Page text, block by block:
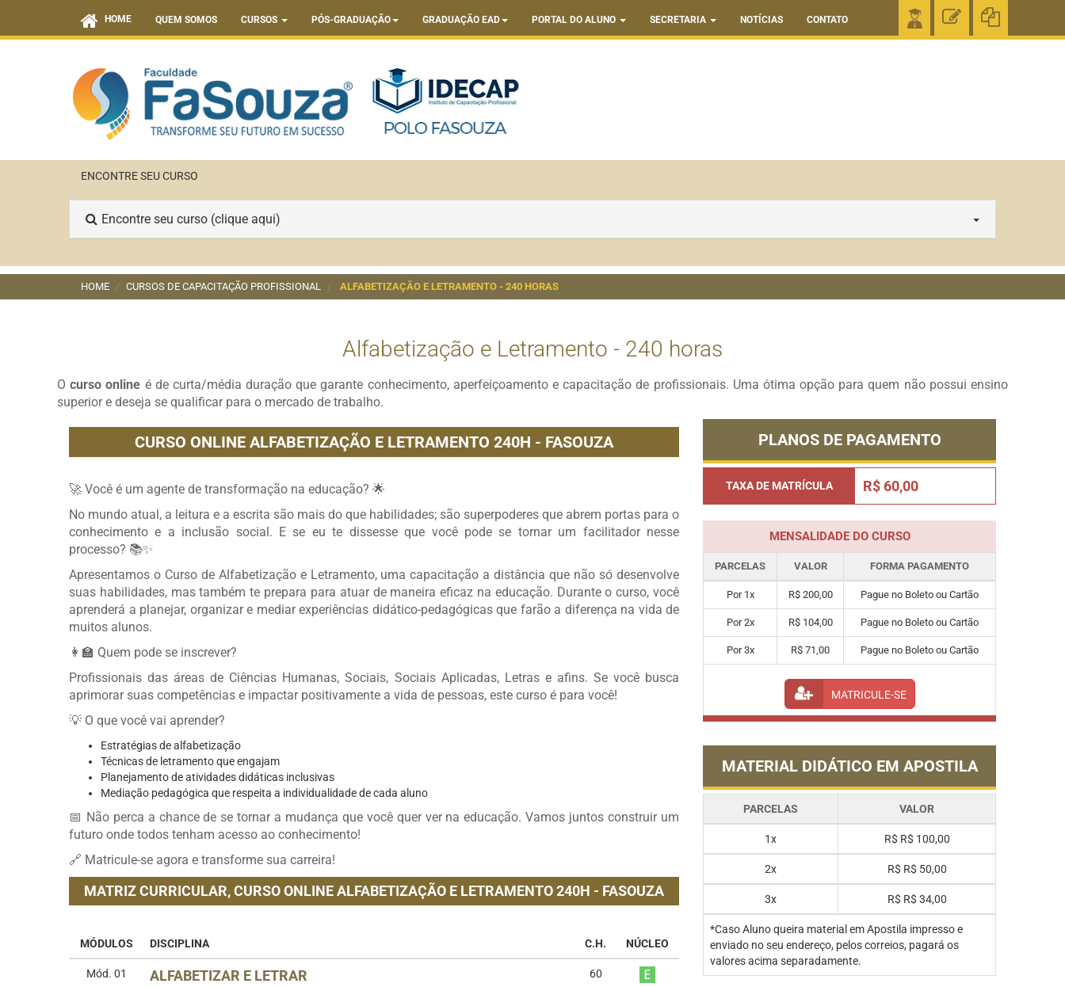
HOME QUEM SOMOS CURSOS PÓS-GRADUAÇÃO GRADUAÇÃO EAD PORTAL DO ALUNO SECRETARIA NOTÍCIAS CONTATO
ENCONTRE SEU CURSO
Encontre seu curso (clique aqui)
HOME CURSOS DE CAPACITAÇÃO PROFISSIONAL ALFABETIZAÇÃO E LETRAMENTO - 240 HORAS
Alfabetização e Letramento - 240 horas
Ocurso online é de curta/média duração que garante conhecimento, aperfeiçoamento e capacitação de profissionais. Uma ótima opção para quem não possui ensino
superior e deseja se qualificar para o mercado de trabalho.
CURSO ONLINE ALFABETIZAÇÃO E LETRAMENTO 240H - FASOUZA
🚀 Você é um agente de transformação na educação? 🌟
No mundo atual, a leitura e a escrita são mais do que habilidades; são superpoderes que abrem portas para o
conhecimento e a inclusão social. E se eu te dissesse que você pode se tornar um facilitador nesse
processo? 📚✨
Apresentamos o Curso de Alfabetização e Letramento, uma capacitação a distância que não só desenvolve
suas habilidades, mas também te prepara para atuar de maneira eficaz na educação. Durante o curso, você
aprenderá a planejar, organizar e mediar experiências didático-pedagógicas que farão a diferença na vida de
muitos alunos.
👩‍🏫 Quem pode se inscrever?
Profissionais das áreas de Ciências Humanas, Sociais, Sociais Aplicadas, Letras e afins. Se você busca
aprimorar suas competências e impactar positivamente a vida de pessoas, este curso é para você!
💡 O que você vai aprender?
Estratégias de alfabetização
Técnicas de letramento que engajam
Planejamento de atividades didáticas inclusivas
Mediação pedagógica que respeita a individualidade de cada aluno
📅 Não perca a chance de se tornar a mudança que você quer ver na educação. Vamos juntos construir um
futuro onde todos tenham acesso ao conhecimento!
🔗 Matricule-se agora e transforme sua carreira!
MATRIZ CURRICULAR,CURSO ONLINE ALFABETIZAÇÃO E LETRAMENTO 240H - FASOUZA
MÓDULOS DISCIPLINA C.H. NÚCLEO
Mód. 01 ALFABETIZAR E LETRAR 60
PLANOS DE PAGAMENTO
TAXA DE MATRÍCULA R$ 60,00
MENSALIDADE DO CURSO
PARCELAS VALOR FORMA PAGAMENTO
Por 1x R$ 200,00 Pague no Boleto ou Cartão
Por 2x R$ 104,00 Pague no Boleto ou Cartão
Por 3x R$ 71,00 Pague no Boleto ou Cartão
MATRICULE-SE
MATERIAL DIDÁTICO EM APOSTILA
PARCELAS VALOR
1x R$ R$ 100,00
2x R$ R$ 50,00
3x R$ R$ 34,00
*Caso Aluno queira material em Apostila impresso e
enviado no seu endereço, pelos correios, pagará os
valores acima separadamente.